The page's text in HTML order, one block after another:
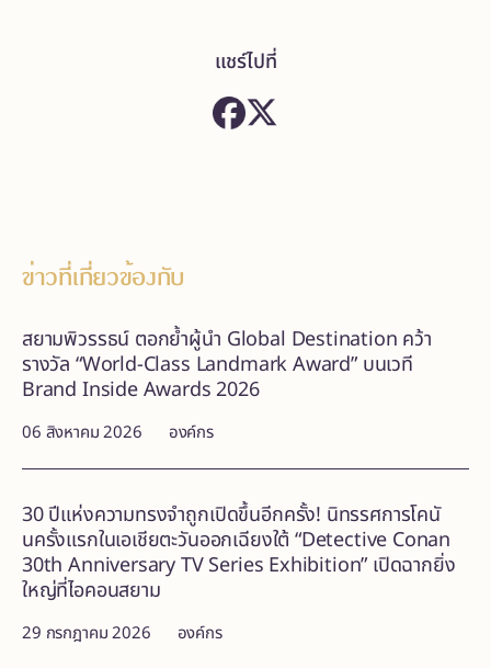
แชร์ไปที่
ข่าวที่เกี่ยวข้องกับ
06 สิงหาคม 2026 องค์กร
สยามพิวรรธน์ ตอกย้ำผู้นำ Global Destination คว้า
รางวัล “World-Class Landmark Award” บนเวที
Brand Inside Awards 2026
29 กรกฎาคม 2026 องค์กร
30 ปีแห่งความทรงจำถูกเปิดขึ้นอีกครั้ง! นิทรรศการโคนั
นครั้งแรกในเอเชียตะวันออกเฉียงใต้ “Detective Conan
30th Anniversary TV Series Exhibition” เปิดฉากยิ่ง
ใหญ่ที่ไอคอนสยาม